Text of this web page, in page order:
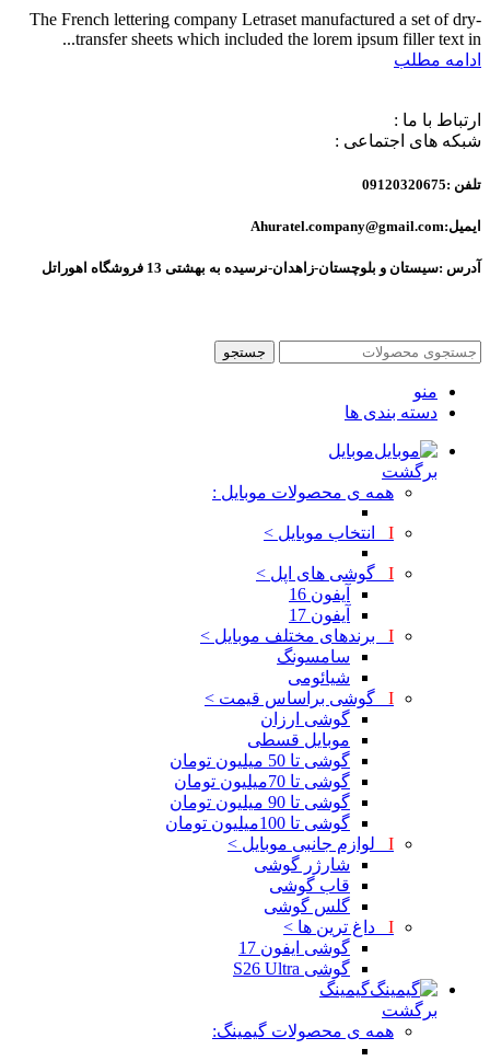
The French lettering company Letraset manufactured a set of dry-
transfer sheets which included the lorem ipsum filler text in...
ادامه مطلب
ارتباط با ما :
شبکه های اجتماعی :
تلفن :09120320675
ایمیل:Ahuratel.company@gmail.com
آدرس :سیستان و بلوچستان-زاهدان-نرسیده به بهشتی 13 فروشگاه اهوراتل
جستجو
منو
دسته بندی ها
موبایل
برگشت
همه ی محصولات موبایل :
I انتخاب موبایل >
I گوشی های اپل >
آیفون 16
آیفون 17
I برندهای مختلف موبایل >
سامسونگ
شیائومی
I گوشی براساس قیمت >
گوشی ارزان
موبایل قسطی
گوشی تا 50 میلیون تومان
گوشی تا 70میلیون تومان
گوشی تا 90 میلیون تومان
گوشی تا 100میلیون تومان
I لوازم جانبی موبایل >
شارژر گوشی
قاب گوشی
گلس گوشی
I داغ ترین ها >
گوشی ایفون 17
گوشی S26 Ultra
گیمینگ
برگشت
همه ی محصولات گیمینگ: